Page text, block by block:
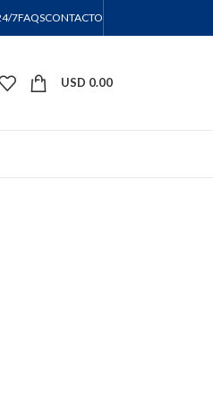
7FAQSCONTACTO
USD 0.00